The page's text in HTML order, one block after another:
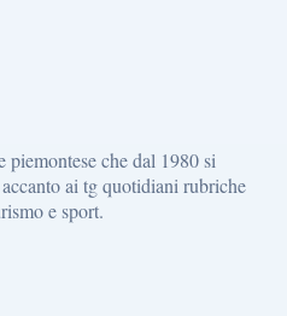
che dal 1980 si
ai tg quotidiani rubriche
e sport.